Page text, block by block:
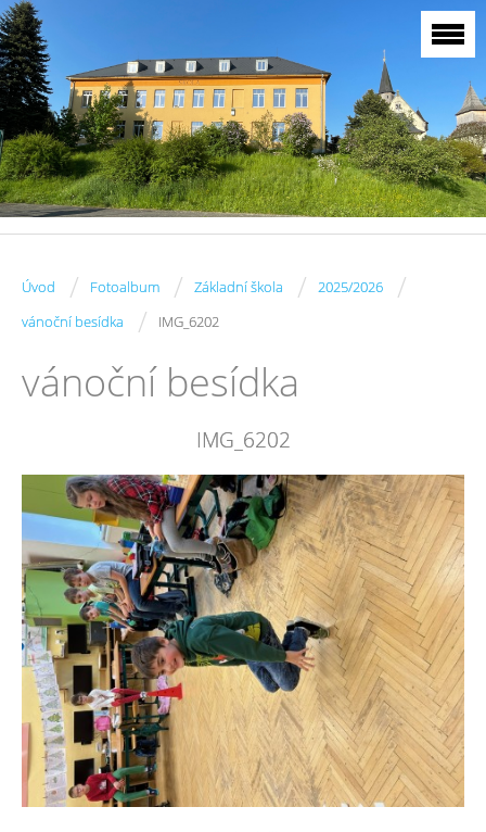
Úvod / Fotoalbum / Základní škola / 2025/2026 /
vánoční besídka / IMG_6202
vánoční besídka
IMG_6202